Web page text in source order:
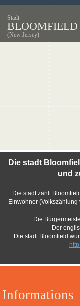
Stadt
BLOOMFIELD
(New Jersey)
Informations
Die stadt
und
Die stadt zählt
Einwohner
Die
Der
Die stadt Bloomfield